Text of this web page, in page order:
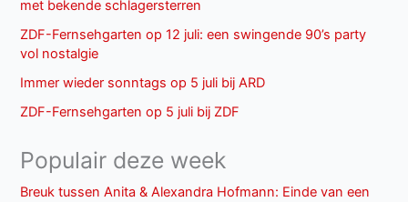
met bekende schlagersterren
ZDF-Fernsehgarten op 12 juli: een swingende 90’s party
vol nostalgie
Immer wieder sonntags op 5 juli bij ARD
ZDF-Fernsehgarten op 5 juli bij ZDF
Populair deze week
Breuk tussen Anita & Alexandra Hofmann: Einde van een